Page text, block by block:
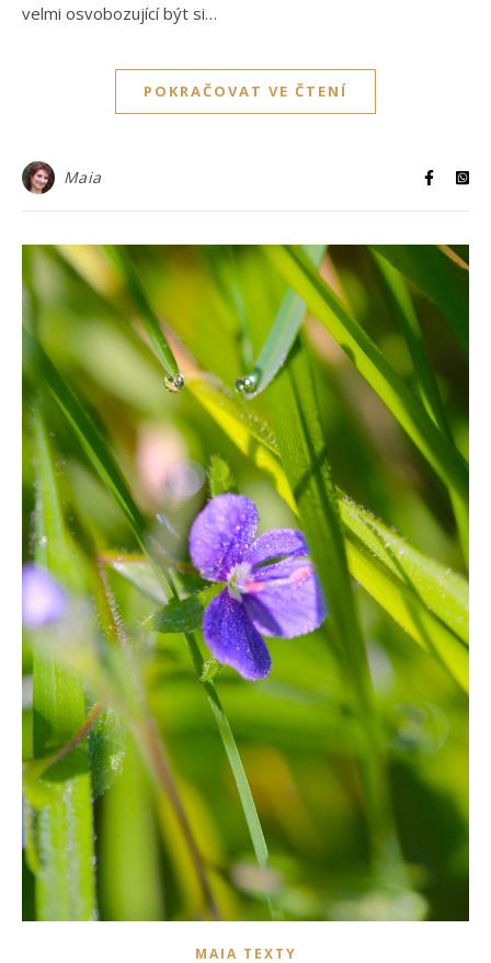
velmi osvobozující být si…
POKRAČOVAT VE ČTENÍ
Maia
MAIA TEXTY